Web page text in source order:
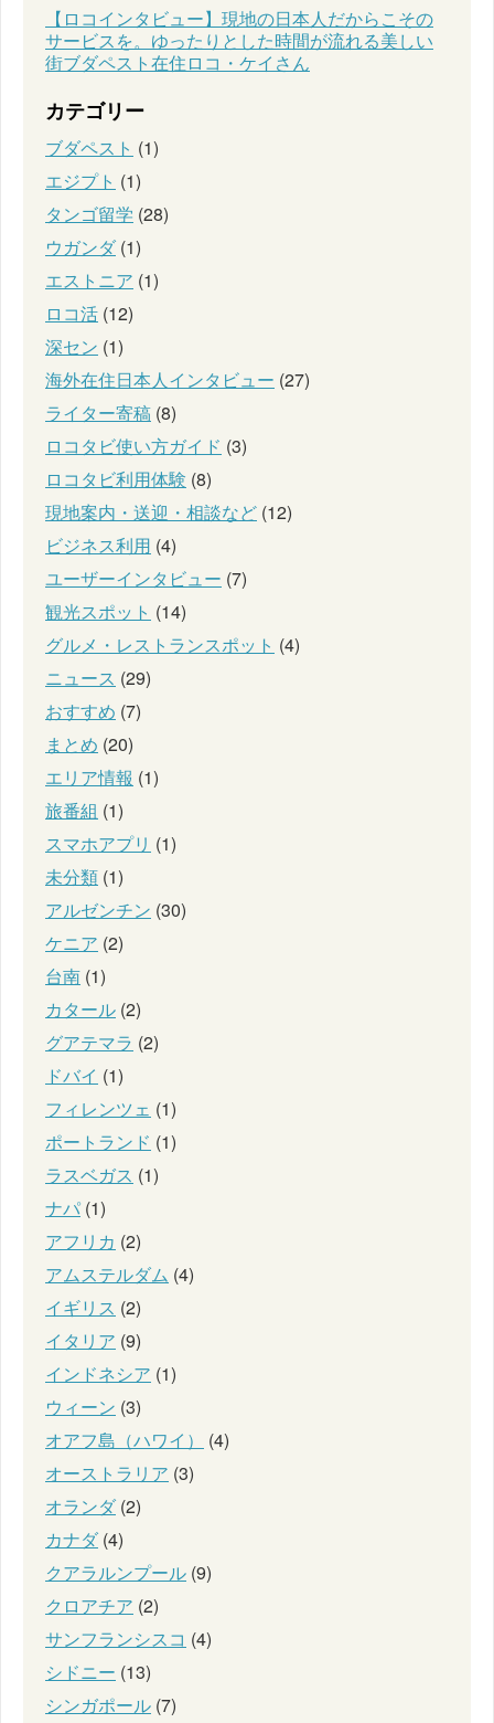
【ロコインタビュー】現地の日本人だからこその
サービスを。ゆったりとした時間が流れる美しい
街ブダペスト在住ロコ・ケイさん
カテゴリー
ブダペスト (1)
エジプト (1)
タンゴ留学 (28)
ウガンダ(1)
エストニア (1)
ロコ活 (12)
深セン (1)
海外在住日本人インタビュー (27)
ライター寄稿 (8)
ロコタビ使い方ガイド (3)
ロコタビ利用体験 (8)
現地案内・送迎・相談など (12)
ビジネス利用 (4)
ユーザーインタビュー (7)
観光スポット (14)
グルメ・レストランスポット (4)
ニュース (29)
おすすめ (7)
まとめ (20)
エリア情報 (1)
旅番組 (1)
スマホアプリ (1)
未分類 (1)
アルゼンチン (30)
ケニア (2)
台南 (1)
カタール (2)
グアテマラ (2)
ドバイ (1)
フィレンツェ (1)
ポートランド (1)
ラスベガス (1)
ナパ (1)
アフリカ (2)
アムステルダム (4)
イギリス (2)
イタリア (9)
インドネシア (1)
ウィーン (3)
オアフ島（ハワイ）
(4)
オーストラリア (3)
オランダ(2)
カナダ(4)
クアラルンプール (9)
クロアチア (2)
サンフランシスコ (4)
シドニー (13)
シンガポール (7)